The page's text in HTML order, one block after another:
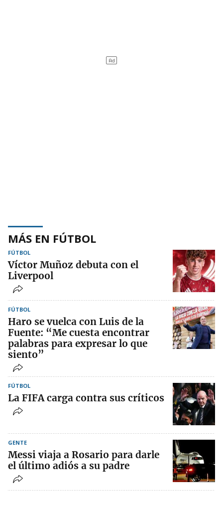
MÁS EN FÚTBOL
FÚTBOL
Víctor Muñoz debuta con el
Liverpool
FÚTBOL
Haro se vuelca con Luis de la
Fuente: “Me cuesta encontrar
palabras para expresar lo que
siento”
FÚTBOL
La FIFA carga contra sus críticos
GENTE
Messi viaja a Rosario para darle
el último adiós a su padre